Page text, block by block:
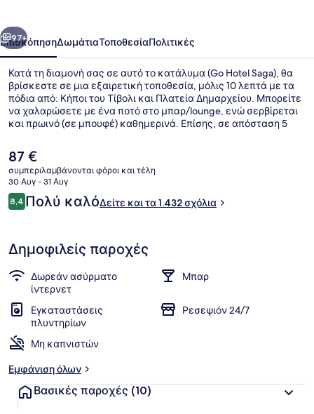
Επόμενο
97+
ΕπισκόπησηΔωμάτιαΤοποθεσίαΠολιτικές
Κατά τη διαμονή σας σε αυτό το κατάλυμα (Go Hotel Saga), θα
βρίσκεστε σε μια εξαιρετική τοποθεσία, μόλις 10 λεπτά με τα
πόδια από: Κήποι του Τίβολι και Πλατεία Δημαρχείου. Μπορείτε
να χαλαρώσετε με ένα ποτό στο μπαρ/lounge, ενώ σερβίρεται
και πρωινό (σε μπουφέ) καθημερινά. Επίσης, σε απόσταση 5
Πεζόδρομος Strøget και Nyhavn. Άλλοι ταξιδιώτες λατρεύουν το
εξυπηρετικό προσωπικό και το πρωινό. Το κατάλυμα βρίσκεται
σε πολύ κοντινή απόσταση με τα πόδια από τα μέσα μαζικής
μεταφοράς: το σημείο επιβίβασης Σταθμός Vesterport βρίσκεται
σε απόσταση 6 λεπτών και το σημείο επιβίβασης Σταθμός
Rådhuspladsen βρίσκεται σε απόσταση 10 λεπτών.
Η
τρέχουσα
τιμή
είναι
87 €
87 €
συμπεριλαμβάνονται φόροι και τέλη
30 Αυγ - 31 Αυγ
Σχόλια
8,48,4 στα 10
Πολύ καλόΔείτε και τα 1.432 σχόλια
Δημοφιλείς παροχές
Δωρεάν ασύρματο
ίντερνετ
Μπαρ
Εγκαταστάσεις
πλυντηρίων
Ρεσεψιόν 24/7
Μη καπνιστών
Εμφάνιση όλων
Βασικές παροχές (10)